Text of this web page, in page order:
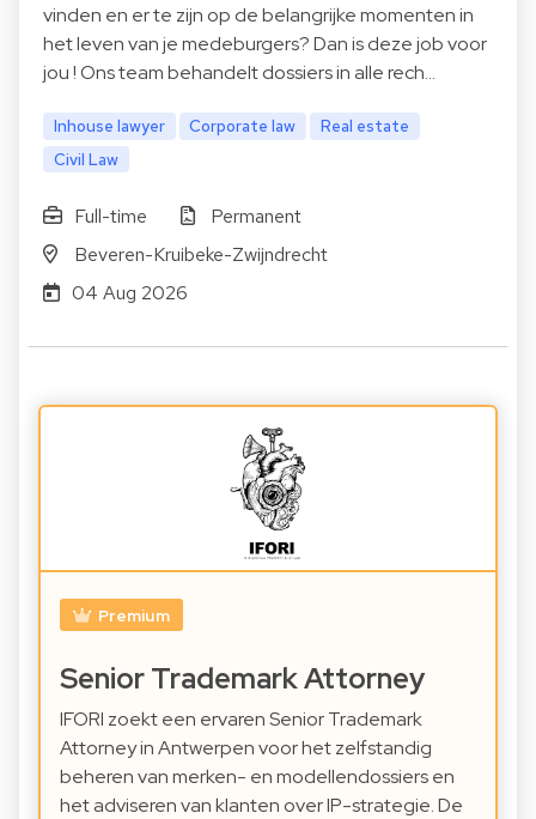
vinden en er te zijn op de belangrijke momenten in
het leven van je medeburgers? Dan is deze job voor
jou ! Ons team behandelt dossiers in alle rech…
Inhouse lawyer Corporate law
Real estate
Civil Law
Full-time
Permanent
Beveren-Kruibeke-Zwijndrecht
04 Aug 2026
Premium
Senior Trademark Attorney
IFORI zoekt een ervaren Senior Trademark
Attorney in Antwerpen voor het zelfstandig
beheren van merken- en modellendossiers en
het adviseren van klanten over IP-strategie. De